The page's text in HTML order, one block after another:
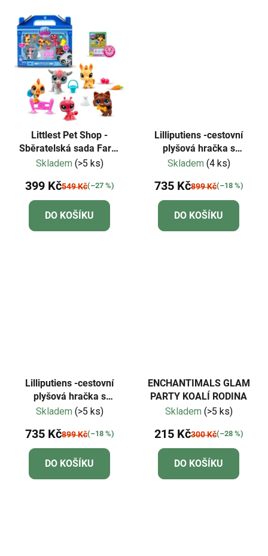
Littlest Pet Shop -
Sběratelská sada Farm
Besties
Skladem (>5 ks)
399 Kč549 Kč(–27 %)
DO KOŠÍKU
Lilliputiens -cestovní
plyšová hračka s
aktivitami-vlk Ludvík
Skladem (4 ks)
735 Kč899 Kč(–18 %)
DO KOŠÍKU
Lilliputiens -cestovní
plyšová hračka s
aktivitami-liška Alice
Skladem (>5 ks)
735 Kč899 Kč(–18 %)
DO KOŠÍKU
ENCHANTIMALS GLAM
PARTY KOALÍ RODINA
Skladem (>5 ks)
215 Kč300 Kč(–28 %)
DO KOŠÍKU